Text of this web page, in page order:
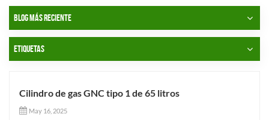
BLOG MÁS RECIENTE
ETIQUETAS
Cilindro de gas GNC tipo 1 de 65 litros
May 16, 2025